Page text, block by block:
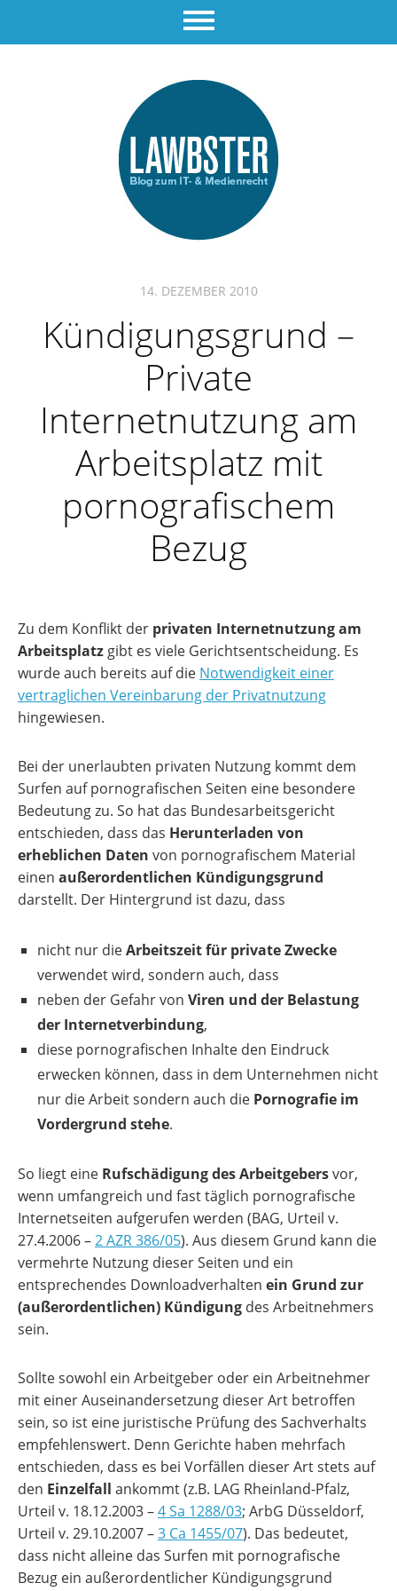
14. DEZEMBER 2010
Kündigungsgrund –
Private
Internetnutzung am
Arbeitsplatz mit
pornografischem
Bezug
Zu dem Konflikt der privaten Internetnutzung am
Arbeitsplatz gibt es viele Gerichtsentscheidung. Es
wurde auch bereits auf die Notwendigkeit einer
vertraglichen Vereinbarung der Privatnutzung
hingewiesen.
Bei der unerlaubten privaten Nutzung kommt dem
Surfen auf pornografischen Seiten eine besondere
Bedeutung zu. So hat das Bundesarbeitsgericht
entschieden, dass das Herunterladen von
erheblichen Daten von pornografischem Material
einen außerordentlichen Kündigungsgrund
darstellt. Der Hintergrund ist dazu, dass
nicht nur dieArbeitszeit für private Zwecke
verwendet wird, sondern auch, dass
neben der Gefahr von Viren und der Belastung
der Internetverbindung,
diese pornografischen Inhalte den Eindruck
erwecken können, dass in dem Unternehmen nicht
nur die Arbeit sondern auch die Pornografie im
Vordergrund stehe.
So liegt eine Rufschädigung des Arbeitgebersvor,
wenn umfangreich und fast täglich pornografische
Internetseiten aufgerufen werden (BAG, Urteil v.
27.4.2006 –2 AZR 386/05). Aus diesem Grund kann die
vermehrte Nutzung dieser Seiten und ein
entsprechendes Downloadverhalten ein Grund zur
(außerordentlichen) Kündigung des Arbeitnehmers
sein.
Sollte sowohl ein Arbeitgeber oder ein Arbeitnehmer
mit einer Auseinandersetzung dieser Art betroffen
sein, so ist eine juristische Prüfung des Sachverhalts
empfehlenswert. Denn Gerichte haben mehrfach
entschieden, dass es bei Vorfällen dieser Art stets auf
den Einzelfall ankommt (z.B. LAG Rheinland-Pfalz,
Urteil v. 18.12.2003 –4 Sa 1288/03; ArbG Düsseldorf,
Urteil v. 29.10.2007 –3 Ca 1455/07). Das bedeutet,
dass nicht alleine das Surfen mit pornografische
Bezug ein außerordentlicher Kündigungsgrund